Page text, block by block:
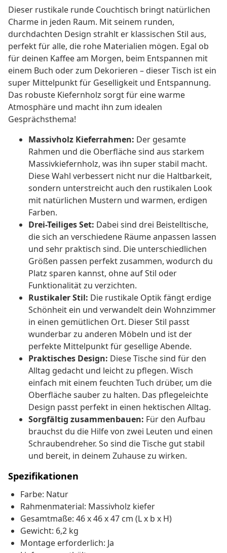
Dieser rustikale runde Couchtisch bringt natürlichen
Charme in jeden Raum. Mit seinem runden,
durchdachten Design strahlt er klassischen Stil aus,
perfekt für alle, die rohe Materialien mögen. Egal ob
für deinen Kaffee am Morgen, beim Entspannen mit
einem Buch oder zum Dekorieren – dieser Tisch ist ein
super Mittelpunkt für Geselligkeit und Entspannung.
Das robuste Kiefernholz sorgt für eine warme
Atmosphäre und macht ihn zum idealen
Gesprächsthema!
Massivholz Kieferrahmen: Der gesamte
Rahmen und die Oberfläche sind aus starkem
Massivkiefernholz, was ihn super stabil macht.
Diese Wahl verbessert nicht nur die Haltbarkeit,
sondern unterstreicht auch den rustikalen Look
mit natürlichen Mustern und warmen, erdigen
Farben.
Drei-Teiliges Set: Dabei sind drei Beistelltische,
die sich an verschiedene Räume anpassen lassen
und sehr praktisch sind. Die unterschiedlichen
Größen passen perfekt zusammen, wodurch du
Platz sparen kannst, ohne auf Stil oder
Funktionalität zu verzichten.
Rustikaler Stil: Die rustikale Optik fängt erdige
Schönheit ein und verwandelt dein Wohnzimmer
in einen gemütlichen Ort. Dieser Stil passt
wunderbar zu anderen Möbeln und ist der
perfekte Mittelpunkt für gesellige Abende.
Praktisches Design: Diese Tische sind für den
Alltag gedacht und leicht zu pflegen. Wisch
einfach mit einem feuchten Tuch drüber, um die
Oberfläche sauber zu halten. Das pflegeleichte
Design passt perfekt in einen hektischen Alltag.
Sorgfältig zusammenbauen: Für den Aufbau
brauchst du die Hilfe von zwei Leuten und einen
Schraubendreher. So sind die Tische gut stabil
und bereit, in deinem Zuhause zu wirken.
Spezifikationen
Farbe: Natur
Rahmenmaterial: Massivholz kiefer
Gesamtmaße: 46 x 46 x 47 cm (L x b x H)
Gewicht: 6,2 kg
Montage erforderlich: Ja